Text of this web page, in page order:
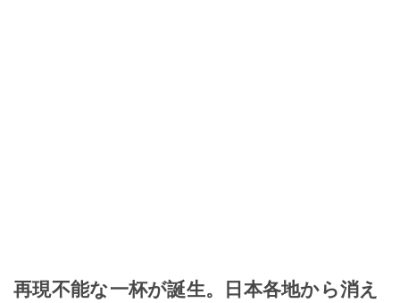
再現不能な一杯が誕生。日本各地から消え